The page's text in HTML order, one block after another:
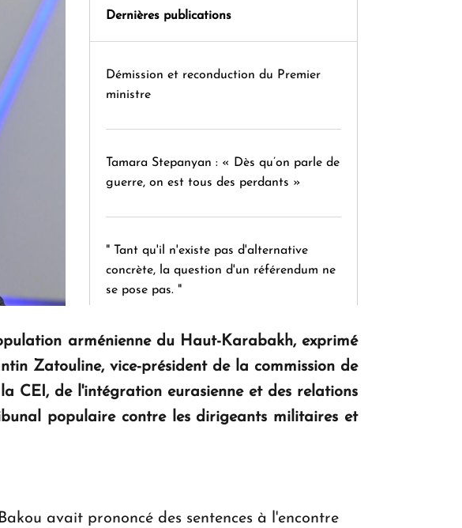
Dernières publications
Démission et reconduction du Premier
ministre
Tamara Stepanyan : « Dès qu’on parle de
guerre, on est tous des perdants »
" Tant qu'il n'existe pas d'alternative
concrète, la question d'un référendum ne
se pose pas. "
KASA : 30 ans d'audace, de résilience et
d'avenir en Arménie
arménienne du Haut-Karabakh, exprimé
Zatouline, vice-président de la commission de
CEI, de l'intégration eurasienne et des relations
populaire contre les dirigeants militaires et
avait prononcé des sentences à l'encontre